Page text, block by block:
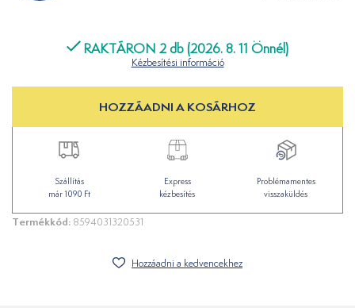
RAKTÁRON 2 db (2026. 8. 11 Önnél)
Kézbesítési információ
HOZZÁADNI A KOSÁRHOZ
Szállítás
már 1090 Ft
Express
kézbesítés
Problémamentes
visszaküldés
Termékkód: 8594031320531
Hozzáadni a kedvencekhez